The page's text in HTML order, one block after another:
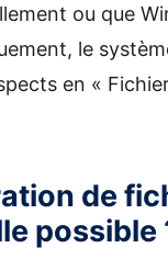
ou que
le
en «
de
possible